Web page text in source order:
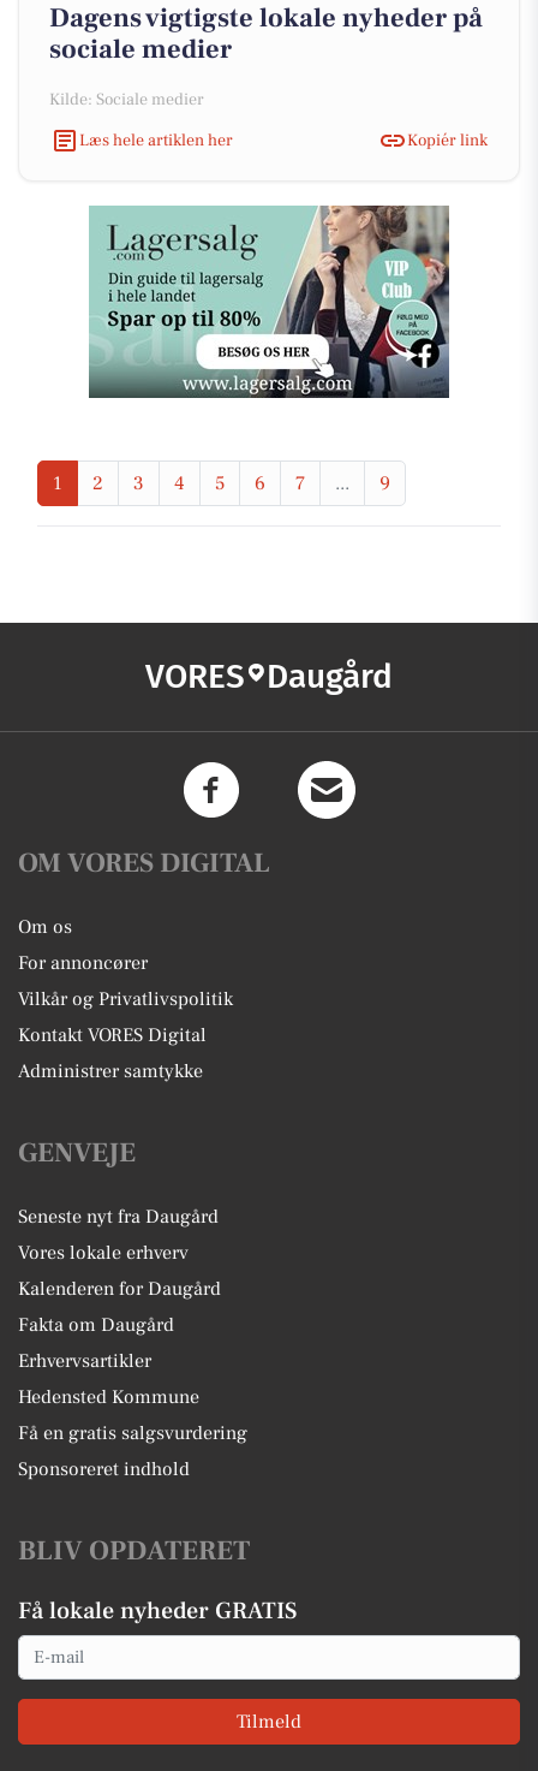
Dagens vigtigste lokale nyheder på
sociale medier
Kilde: Sociale medier
Læs hele artiklen her
Kopiér link
1 2 3 4 5 6 7 ... 9
VORES Daugård
OM VORES DIGITAL
Om os
For annoncører
Vilkår og Privatlivspolitik
Kontakt VORES Digital
Administrer samtykke
GENVEJE
Seneste nyt fra Daugård
Vores lokale erhverv
Kalenderen for Daugård
Fakta om Daugård
Erhvervsartikler
Hedensted Kommune
Få en gratis salgsvurdering
Sponsoreret indhold
BLIV OPDATERET
Få lokale nyheder GRATIS
Email
Tilmeld